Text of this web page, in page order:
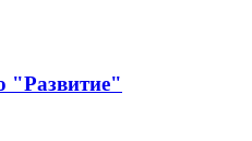
"Развитие"